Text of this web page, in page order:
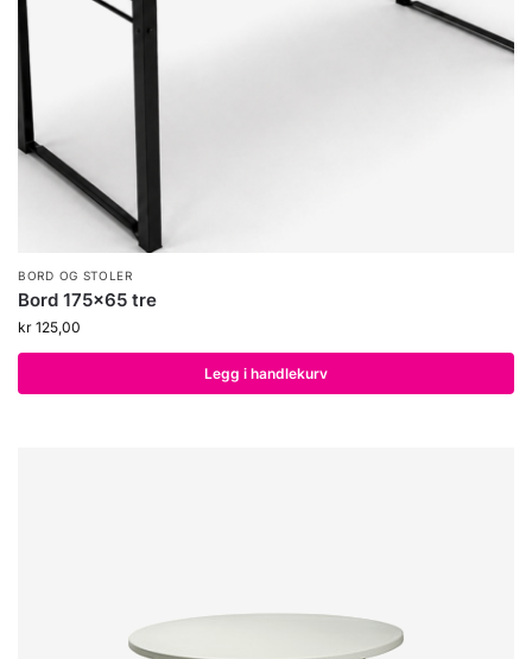
BORD OG STOLER
Bord 175×65 tre
kr 125,00
Legg i handlekurv